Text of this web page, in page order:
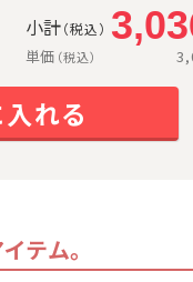
テム。
小計（税込）
単価 （税込）
れる